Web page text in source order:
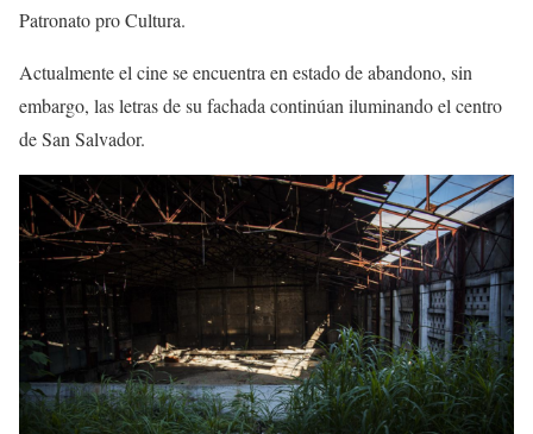
Patronato pro Cultura.
Actualmente el cine se encuentra en estado de abandono, sin
embargo, las letras de su fachada continúan iluminando el centro
de San Salvador.